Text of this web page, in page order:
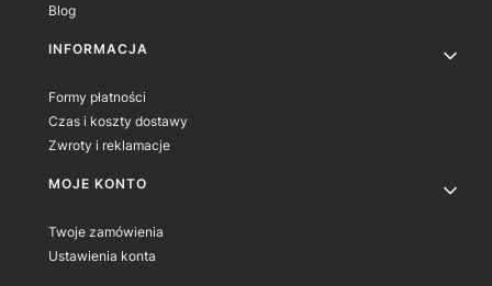
Blog
INFORMACJA
Formy płatności
Czas i koszty dostawy
Zwroty i reklamacje
MOJE KONTO
Twoje zamówienia
Ustawienia konta